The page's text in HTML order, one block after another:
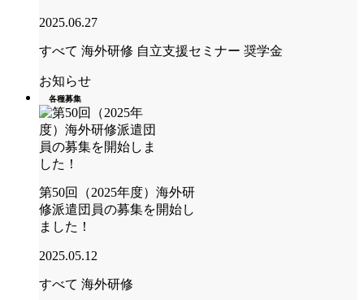
2025.06.27
すべて 海外研修 自立支援セミナー 奨学金
お知らせ
各種募集
第50回（2025年度）海外研
修派遣団員の募集を開始し
ました！
2025.05.12
すべて 海外研修